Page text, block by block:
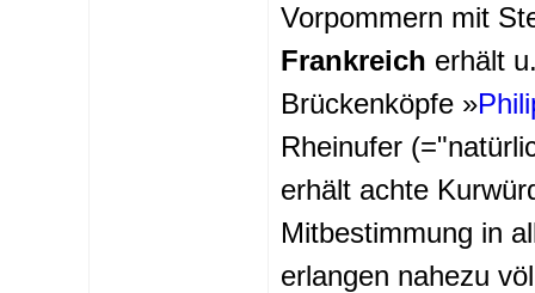
Vorpommern mit
Frankreich erhält
Brückenköpfe »
Rheinufer
erhält achte
Mitbestimmung in
erlangen nahezu